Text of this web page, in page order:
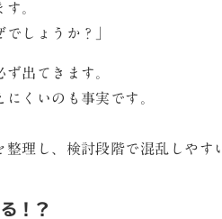
。
しょうか？」
出てきます。
くいのも事実です。
理し、検討段階で混乱しやす
！？